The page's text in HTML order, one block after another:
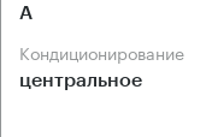
А
Кондиционирование
центральное